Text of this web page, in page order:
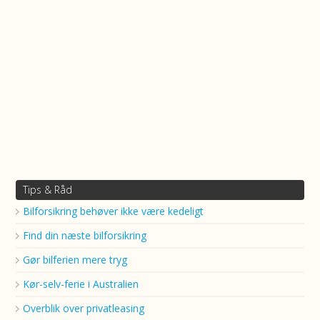
Tips & Råd
Bilforsikring behøver ikke være kedeligt
Find din næste bilforsikring
Gør bilferien mere tryg
Kør-selv-ferie i Australien
Overblik over privatleasing